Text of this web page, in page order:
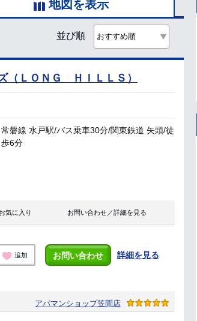
地図を表示
並び順
（ＬＯＮＧ ＨＩＬＬＳ）
常磐線 水戸駅/バス乗車30分/関東鉄道 矢頭/徒
歩6分
お気に入り お問い合わせ／詳細を見る
追加 お問い合わせ 詳細を見る
アパマンショップ笠間店